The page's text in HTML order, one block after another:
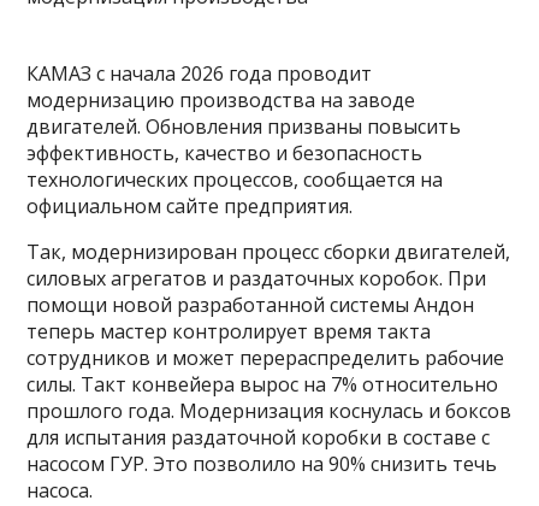
КАМАЗ с начала 2026 года проводит
модернизацию производства на заводе
двигателей. Обновления призваны повысить
эффективность, качество и безопасность
технологических процессов, сообщается на
официальном сайте предприятия.
Так, модернизирован процесс сборки двигателей,
силовых агрегатов и раздаточных коробок. При
помощи новой разработанной системы Андон
теперь мастер контролирует время такта
сотрудников и может перераспределить рабочие
силы. Такт конвейера вырос на 7% относительно
прошлого года. Модернизация коснулась и боксов
для испытания раздаточной коробки в составе с
насосом ГУР. Это позволило на 90% снизить течь
насоса.